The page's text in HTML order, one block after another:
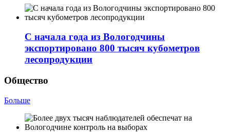
С начала года из Вологодчины
экспортировано 800 тысяч кубометров
лесопродукции
Общество
Больше